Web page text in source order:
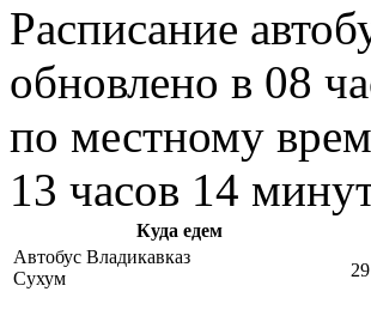
Расписание
обновлено в 08
по местному
13 часов 14
Куда едем
Автобус Владикавказ
Сухум